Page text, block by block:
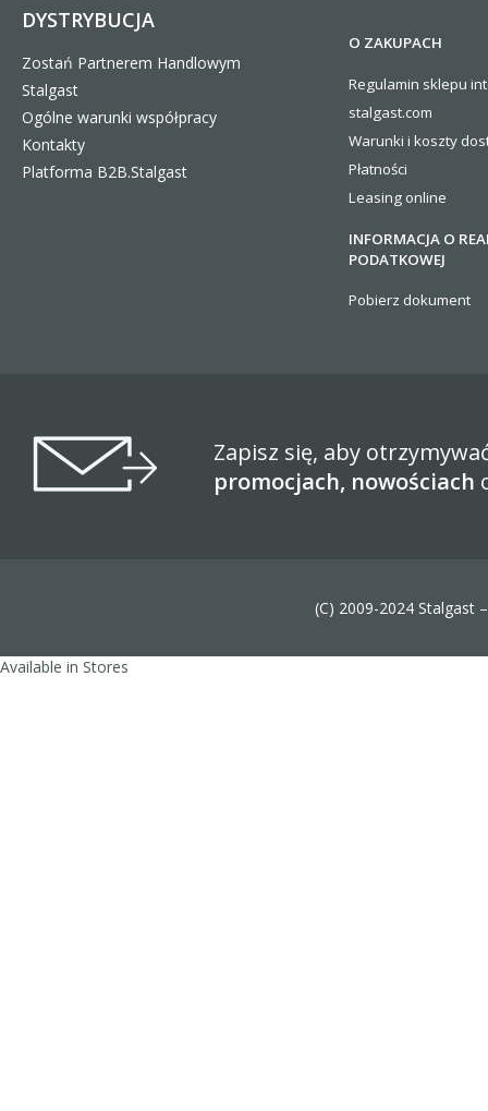
DYSTRYBUCJA
Zostań Partnerem Handlowym
Stalgast
Ogólne warunki współpracy
Kontakty
Platforma B2B.Stalgast
O ZAKUPACH
Regulamin sklepu
stalgast.com
Warunki i koszty
Płatności
Leasing online
INFORMACJA O
PODATKOWEJ
Pobierz dokument
Zapisz się, aby
promocjach, nowościach
(C) 2009-2024 Stalgast
Available in Stores